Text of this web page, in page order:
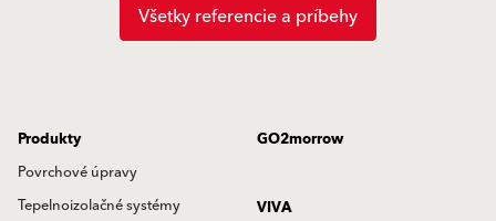
Všetky referencie a príbehy
Produkty
Povrchové úpravy
Tepelnoizolačné systémy
GO2morrow
VIVA